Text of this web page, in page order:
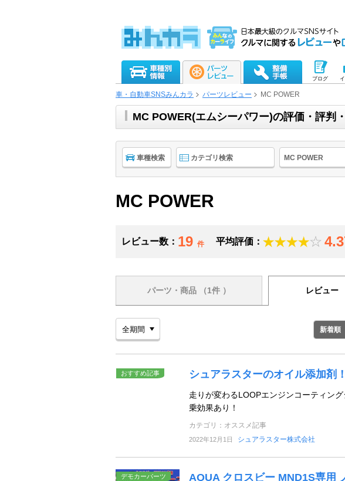
ブログ
車・自動車SNSみんカラ パーツレビュー MC POWER
MC POWER(エムシーパワー)の評価・評判
車種検索 カテゴリ検索 MC POWER
MC POWER
レビュー数： 19 件 平均評価：
パーツ・商品 （1件 ） レビュー
新着順
おすすめ記事 シュアラスターのオイル添加剤！
走りが変わるLOOPエンジンコーティン
乗効果あり！
カテゴリ：オススメ記事
2022年12月1日 シュアラスター株式会社
デモカーパーツ AQUA クロスビー MND1S専用